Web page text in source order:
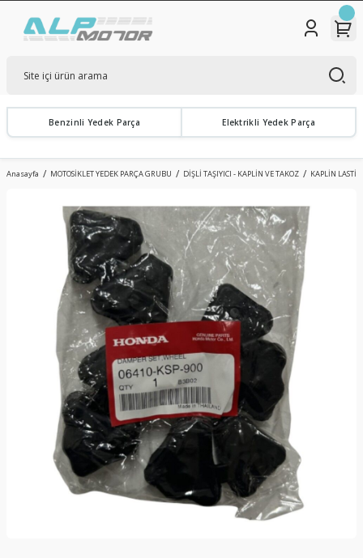
Benzinli Yedek Parça Elektrikli Yedek Parça
Anasayfa MOTOSİKLET YEDEK PARÇA GRUBU DİŞLİ TAŞIYICI - KAPLİN VE TAKOZ KAPLİN